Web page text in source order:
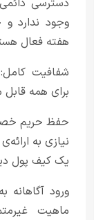
هفته فعال
شفافیت
برای همه
حفظ حریم
نیازی به
یک کیف پول
ورود آگاهانه
ماهیت